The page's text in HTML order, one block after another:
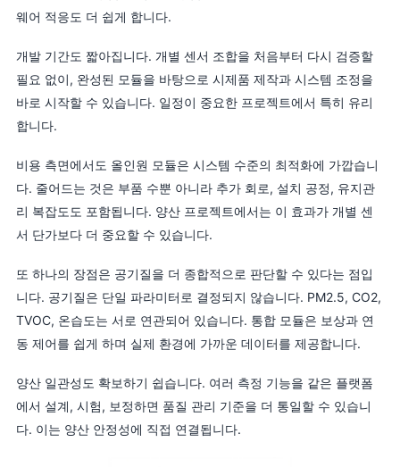
웨어 적응도 더 쉽게 합니다.
개발 기간도 짧아집니다. 개별 센서 조합을 처음부터 다시 검증할
필요 없이, 완성된 모듈을 바탕으로 시제품 제작과 시스템 조정을
바로 시작할 수 있습니다. 일정이 중요한 프로젝트에서 특히 유리
합니다.
비용 측면에서도 올인원 모듈은 시스템 수준의 최적화에 가깝습니
다. 줄어드는 것은 부품 수뿐 아니라 추가 회로, 설치 공정, 유지관
리 복잡도도 포함됩니다. 양산 프로젝트에서는 이 효과가 개별 센
서 단가보다 더 중요할 수 있습니다.
또 하나의 장점은 공기질을 더 종합적으로 판단할 수 있다는 점입
니다. 공기질은 단일 파라미터로 결정되지 않습니다. PM2.5, CO2,
TVOC, 온습도는 서로 연관되어 있습니다. 통합 모듈은 보상과 연
동 제어를 쉽게 하며 실제 환경에 가까운 데이터를 제공합니다.
양산 일관성도 확보하기 쉽습니다. 여러 측정 기능을 같은 플랫폼
에서 설계, 시험, 보정하면 품질 관리 기준을 더 통일할 수 있습니
다. 이는 양산 안정성에 직접 연결됩니다.